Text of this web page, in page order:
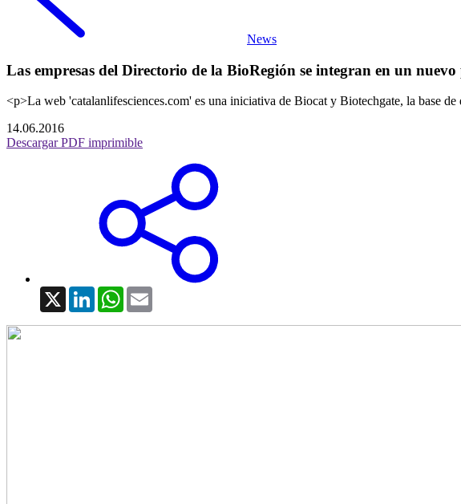
News
Las empresas del Directorio de la BioRegión se integran en un
<p>La web 'catalanlifesciences.com' es una iniciativa de Biocat y Biotechgate, la base
14.06.2016
Descargar PDF imprimible
X LinkedInWhatsApp